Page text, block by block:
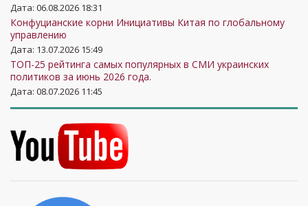
Дата: 06.08.2026 18:31
Конфуцианские корни Инициативы Китая по глобальному
управлению
Дата: 13.07.2026 15:49
ТОП-25 рейтинга самых популярных в СМИ украинских
политиков за июнь 2026 года.
Дата: 08.07.2026 11:45